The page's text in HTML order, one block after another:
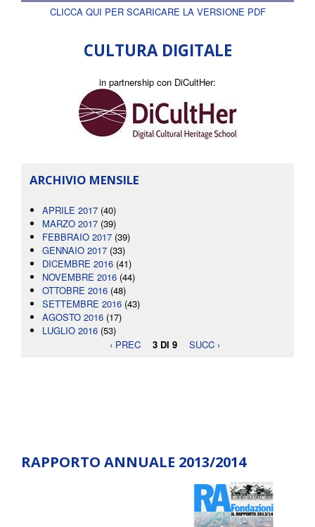
CLICCA QUI PER SCARICARE LA VERSIONE PDF
CULTURA DIGITALE
in partnership con DiCultHer:
ARCHIVIO MENSILE
APRILE 2017 (40)
MARZO 2017 (39)
FEBBRAIO 2017 (39)
GENNAIO 2017 (33)
DICEMBRE 2016 (41)
NOVEMBRE 2016 (44)
OTTOBRE 2016 (48)
SETTEMBRE 2016 (43)
AGOSTO 2016 (17)
LUGLIO 2016 (53)
‹ PREC
3 DI 9 SUCC ›
RAPPORTO ANNUALE 2013/2014